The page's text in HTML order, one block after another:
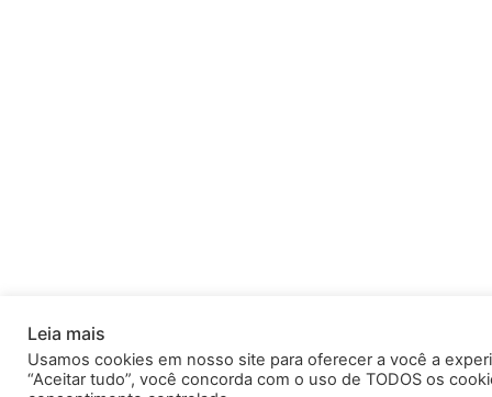
Leia mais
Usamos cookies em nosso site para oferecer a você a
“Aceitar tudo”, você concorda com o uso de TODOS os